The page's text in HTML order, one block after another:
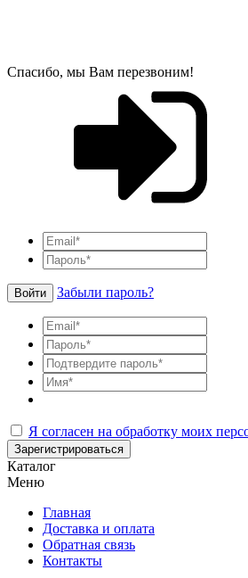
Спасибо, мы Вам перезвоним!
Войти Забыли пароль?
Я согласен на обработку моих
Зарегистрироваться
Каталог
Меню
Главная
Доставка и оплата
Обратная связь
Контакты